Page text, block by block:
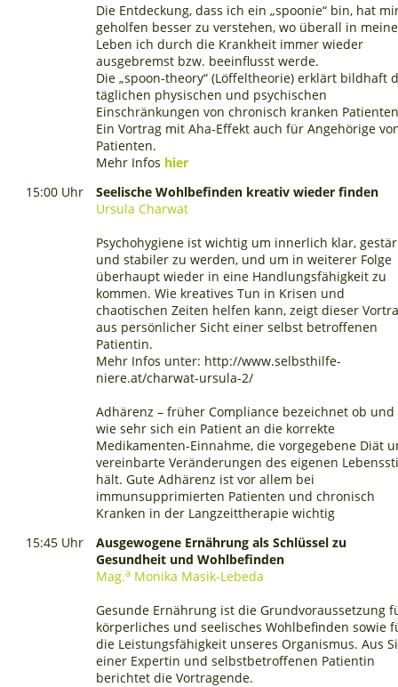
Die Entdeckung, dass ich ein „spoonie“ bin, hat
geholfen besser zu verstehen, wo überall in
Leben ich durch die Krankheit immer wieder
ausgebremst bzw. beeinflusst werde.
Die „spoon-theory“ (Löffeltheorie) erklärt bildhaft
täglichen physischen und psychischen
Einschränkungen von chronisch kranken
Ein Vortrag mit Aha-Effekt auch für Angehörige
Patienten.
Mehr Infos hier
15:00 Uhr
Seelische Wohlbefinden kreativ wieder finden
Ursula Charwat
Psychohygiene ist wichtig um innerlich klar,
und stabiler zu werden, und um in weiterer Folge
überhaupt wieder in eine Handlungsfähigkeit zu
kommen. Wie kreatives Tun in Krisen und
chaotischen Zeiten helfen kann, zeigt dieser
aus persönlicher Sicht einer selbst betroffenen
Patientin.
Mehr Infos unter: http://www.selbsthilfe-
niere.at/charwat-ursula-2/
Adhärenz – früher Compliance bezeichnet ob und
wie sehr sich ein Patient an die korrekte
Medikamenten-Einnahme, die vorgegebene Diät
vereinbarte Veränderungen des eigenen
hält. Gute Adhärenz ist vor allem bei
immunsupprimierten Patienten und chronisch
Kranken in der Langzeittherapie wichtig
15:45 Uhr
Ausgewogene Ernährung als Schlüssel zu
Gesundheit und Wohlbefinden
Mag.a Monika Masik-Lebeda
Gesunde Ernährung ist die Grundvoraussetzung
körperliches und seelisches Wohlbefinden sowie
die Leistungsfähigkeit unseres Organismus. Aus
einer Expertin und selbstbetroffenen Patientin
berichtet die Vortragende.